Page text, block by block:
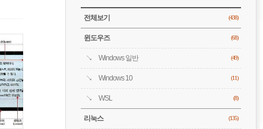
전체 보기
CATEGORY
전체보기 (438)
윈도우즈 (68)
Windows 일반 (49)
Windows 10 (11)
WSL (8)
리눅스 (135)